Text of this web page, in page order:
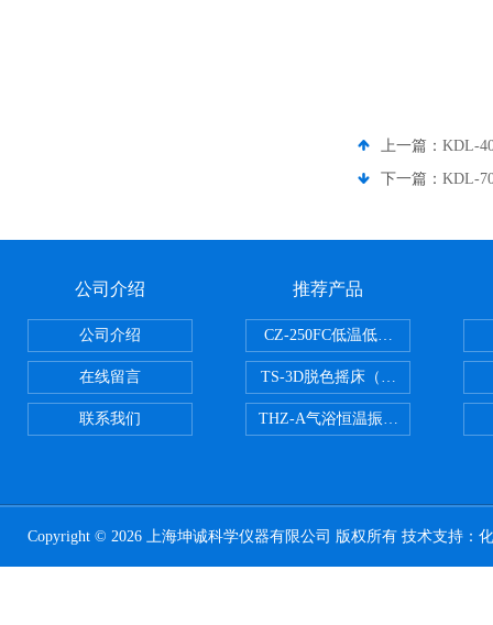
上一篇： KDL-
下一篇： KDL-
公司介绍
公司介绍
在线留言
联系我们
推荐产品
CZ-250FC低温低湿种子储藏柜
TS-3D脱色摇床（三维运动）
THZ-A气浴恒温振荡器
Copyright © 2026 上海坤诚科学仪器有限公司 版权所有 技术支持：